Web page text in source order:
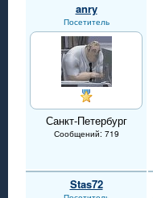
anry
Посетитель
Санкт-Петербург
Сообщений: 719
Stas72